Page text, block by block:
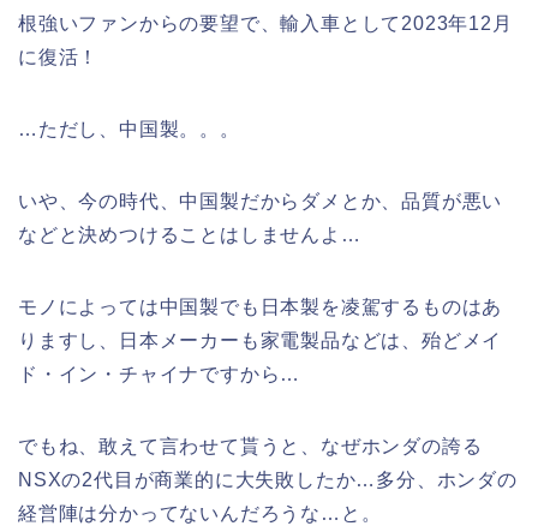
根強いファンからの要望で、輸入車として2023年12月
に復活！
…ただし、中国製。。。
いや、今の時代、中国製だからダメとか、品質が悪い
などと決めつけることはしませんよ…
モノによっては中国製でも日本製を凌駕するものはあ
りますし、日本メーカーも家電製品などは、殆どメイ
ド・イン・チャイナですから…
でもね、敢えて言わせて貰うと、なぜホンダの誇る
NSXの2代目が商業的に大失敗したか…多分、ホンダの
経営陣は分かってないんだろうな…と。